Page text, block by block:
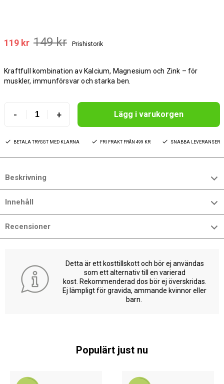
119 kr 149 kr Prishistorik
Kraftfull kombination av Kalcium, Magnesium och Zink – för
muskler, immunförsvar och starka ben.
- + Lägg i varukorgen
BETALA TRYGGT MED KLARNA FRI FRAKT FRÅN 499 KR SNABBA LEVERANSER
Beskrivning
Innehåll
Recensioner
Detta är ett kosttillskott och bör ej användas
som ett alternativ till en varierad
kost. Rekommenderad dos bör ej överskridas.
Ej lämpligt för gravida, ammande kvinnor eller
barn.
Populärt just nu